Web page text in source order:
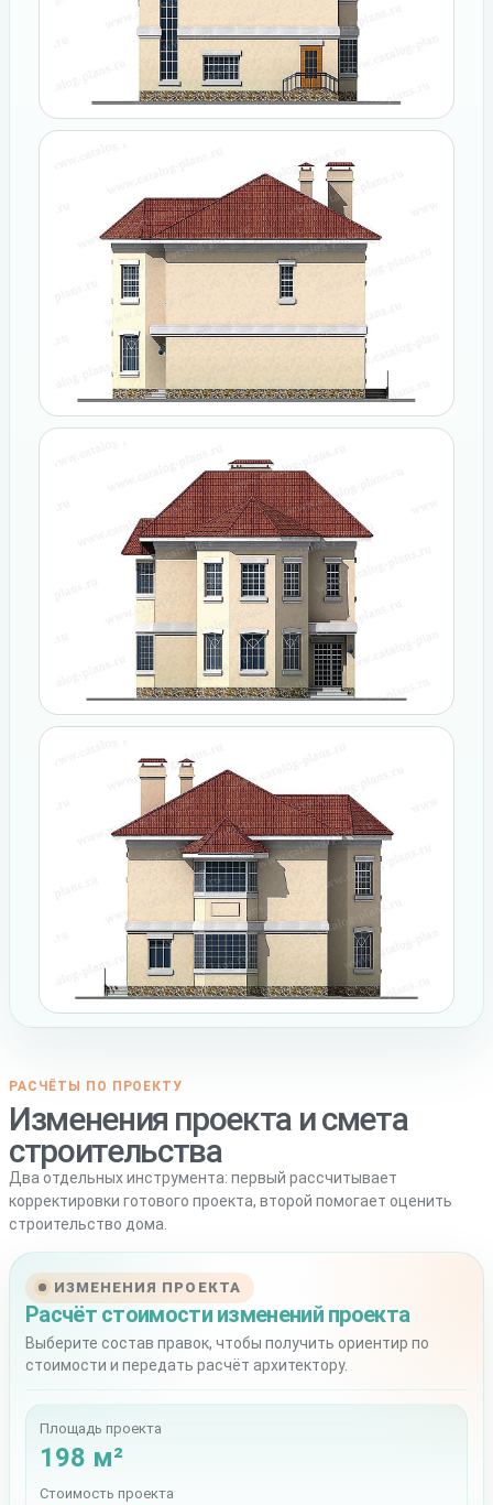
РАСЧЁТЫ ПО ПРОЕКТУ
Изменения проекта и смета
строительства
Два отдельных инструмента: первый рассчитывает
корректировки готового проекта, второй помогает оценить
строительство дома.
ИЗМЕНЕНИЯ ПРОЕКТА
Расчёт стоимости изменений проекта
Выберите состав правок, чтобы получить ориентир по
стоимости и передать расчёт архитектору.
Площадь проекта
198 м²
Стоимость проекта